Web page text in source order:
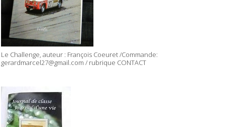
Le Challenge, auteur : François Coeuret /Commande:
gerardmarcel27@gmail.com / rubrique CONTACT